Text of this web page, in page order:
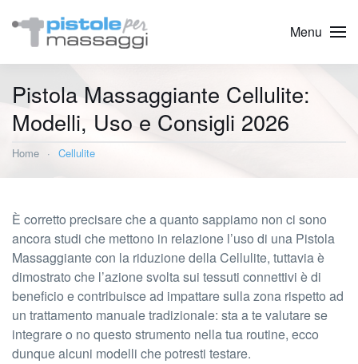
Menu
Pistola Massaggiante Cellulite:
Modelli, Uso e Consigli 2026
Home Cellulite
È corretto precisare che a quanto sappiamo non ci sono
ancora studi che mettono in relazione l’uso di una Pistola
Massaggiante con la riduzione della Cellulite, tuttavia è
dimostrato che l’azione svolta sui tessuti connettivi è di
beneficio e contribuisce ad impattare sulla zona rispetto ad
un trattamento manuale tradizionale: sta a te valutare se
integrare o no questo strumento nella tua routine, ecco
dunque alcuni modelli che potresti testare.